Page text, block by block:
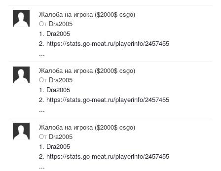
Жалоба на игрока ($2000$ csgo)
От Dra2005
1. Dra2005
2. https://stats.go-meat.ru/playerinfo/2457455
...
Жалоба на игрока ($2000$ csgo)
От Dra2005
1. Dra2005
2. https://stats.go-meat.ru/playerinfo/2457455
...
Жалоба на игрока ($2000$ csgo)
От Dra2005
1. Dra2005
2. https://stats.go-meat.ru/playerinfo/2457455
...